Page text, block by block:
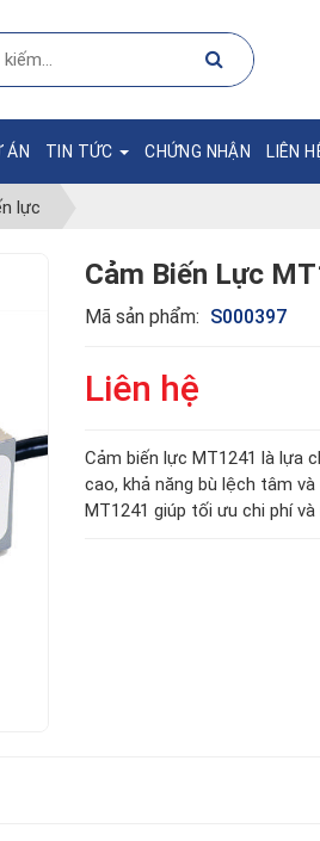
ÁN TIN TỨC CHỨNG NHẬN LIÊN
lực
Cảm Biến Lực
Mã sản phẩm: S000397
Liên hệ
Cảm biến lực MT1241 là lựa
cao, khả năng bù lệch tâm
MT1241 giúp tối ưu chi phí